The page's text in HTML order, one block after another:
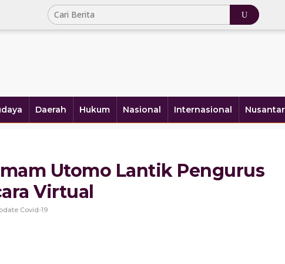
Daerah Hukum Nasional Internasional
Utomo Lantik Pengurus
Virtual
Covid-19